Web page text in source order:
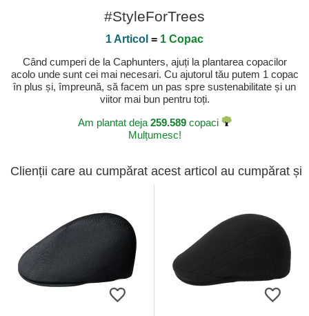
#StyleForTrees
1 Articol = 1 Copac
Când cumperi de la Caphunters, ajuți la plantarea copacilor
acolo unde sunt cei mai necesari. Cu ajutorul tău putem 1 copac
în plus și, împreună, să facem un pas spre sustenabilitate și un
viitor mai bun pentru toți.
Am plantat deja 259.589copaci
Mulțumesc!
Clienții care au cumpărat acest articol au cumpărat și